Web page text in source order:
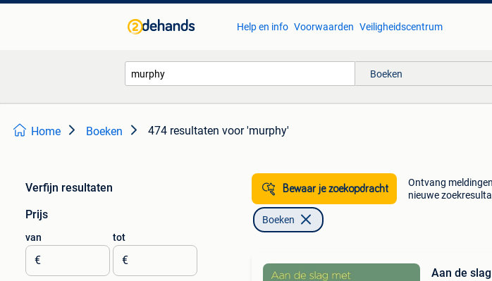
Help en info Voorwaarden Veiligheidscentrum
Boeken
Home Boeken 474 resultaten voor 'murphy'
Verfijn resultaten
Prijs
van
€
tot
€
Bewaar je zoekopdracht
Ontvang
nieuwe
Boeken
Aan de